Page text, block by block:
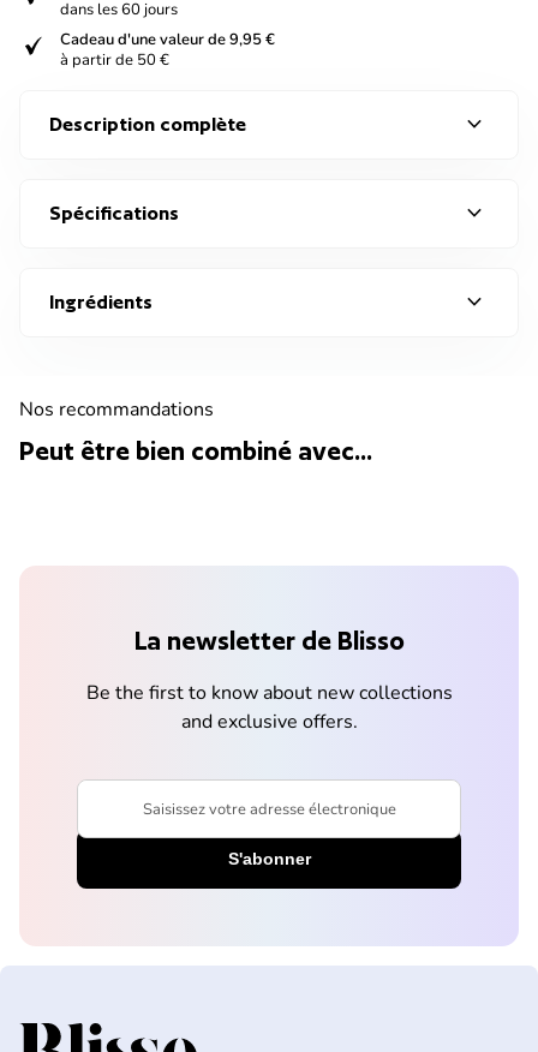
dans les 60 jours
verified
Cadeau d'une valeur de 9,95 €
à partir de 50 €
Description complète expand_more
Spécifications expand_more
Ingrédients expand_more
Nos recommandations
Peut être bien combiné avec...
La newsletter de Blisso
Be the first to know about new collections
and exclusive offers.
Saisissez votre adresse électronique
Accueil